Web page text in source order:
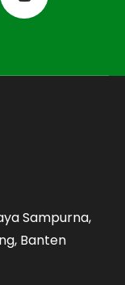
Sampurna,
Banten